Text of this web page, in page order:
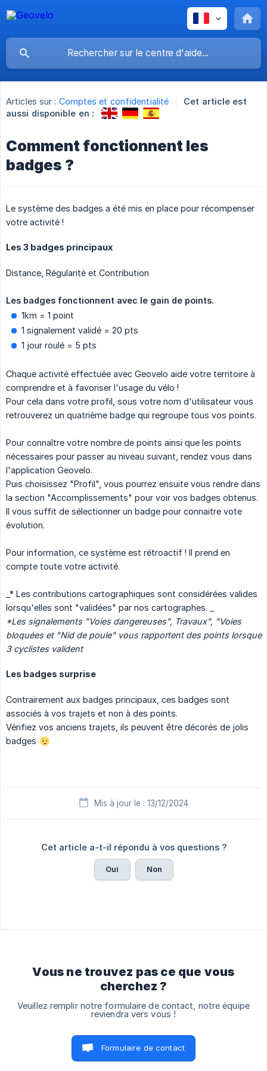
Articles sur : Comptes et confidentialité
Cet article est
aussi disponible en :
Comment fonctionnent les
badges ?
Le système des badges a été mis en place pour récompenser
votre activité !
Les 3 badges principaux
Distance, Régularité et Contribution
Les badges fonctionnent avec le gain de points.
1km = 1 point
1 signalement validé = 20 pts
1 jour roulé = 5 pts
Chaque activité effectuée avec Geovelo aide votre territoire à
comprendre et à favoriser l'usage du vélo !
Pour cela dans votre profil, sous votre nom d'utilisateur vous
retrouverez un quatrième badge qui regroupe tous vos points.
Pour connaître votre nombre de points ainsi que les points
nécessaires pour passer au niveau suivant, rendez vous dans
l'application Geovelo.
Puis choisissez "Profil", vous pourrez ensuite vous rendre dans
la section "Accomplissements" pour voir vos badges obtenus.
Il vous suffit de sélectionner un badge pour connaitre vote
évolution.
Pour information, ce système est rétroactif ! Il prend en
compte toute votre activité.
_* Les contributions cartographiques sont considérées valides
lorsqu'elles sont "validées" par nos cartographes. _
*Les signalements "Voies dangereuses", Travaux", "Voies
bloquées et "Nid de poule" vous rapportent des points lorsque
3 cyclistes valident
Les badges surprise
Contrairement aux badges principaux, ces badges sont
associés à vos trajets et non à des points.
Vérifiez vos anciens trajets, ils peuvent être décorés de jolis
badges
Mis à jour le : 13/12/2024
Cet article a-t-il répondu à vos questions ?
Oui Non
Vous ne trouvez pas ce que vous
cherchez ?
Veuillez remplir notre formulaire de contact, notre équipe
reviendra vers vous !
Formulaire de contact